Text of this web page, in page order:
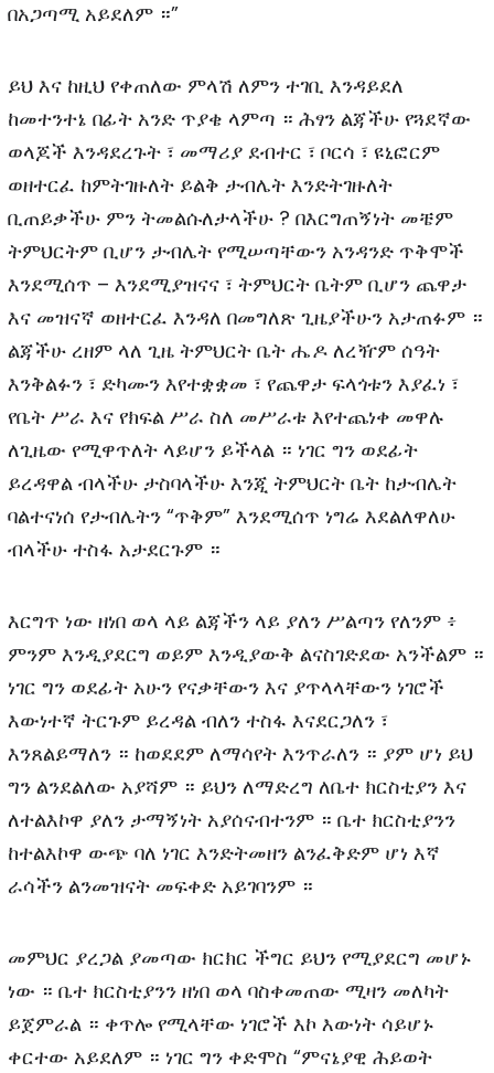
በአጋጣሚ አይደለም ።”
ይህ እና ከዚህ የቀጠለው ምላሽ ለምን ተገቢ እንዳይደለ
ከመተንተኔ በፊት አንድ ጥያቄ ላምጣ ። ሕፃን ልጃችሁ የጓደኛው
ወላጆች እንዳደረጉት ፣ መማሪያ ደብተር ፣ ቦርሳ ፣ ዩኒፎርም
ወዘተርፈ ከምትገዙለት ይልቅ ታብሌት እንድትገዙለት
ቢጠይቃችሁ ምን ትመልሱለታላችሁ ? በእርግጠኝነት መቼም
ትምህርትም ቢሆን ታብሌት የሚሠጣቸውን አንዳንድ ጥቅሞች
እንደሚሰጥ – እንደሚያዝናና ፣ ትምህርት ቤትም ቢሆን ጨዋታ
እና መዝናኛ ወዘተርፈ እንዳለ በመግለጽ ጊዜያችሁን አታጠፉም ።
ልጃችሁ ረዘም ላለ ጊዜ ትምህርት ቤት ሔዶ ለረዥም ሰዓት
እንቅልፉን ፣ ድካሙን እየተቋቋመ ፣ የጨዋታ ፍላጎቱን እያፈነ ፣
የቤት ሥራ እና የክፍል ሥራ ስለ መሥራቱ እየተጨነቀ መዋሉ
ለጊዜው የሚዋጥለት ላይሆን ይችላል ። ነገር ግን ወደፊት
ይረዳዋል ብላችሁ ታስባላችሁ እንጂ ትምህርት ቤት ከታብሌት
ባልተናነሰ የታብሌትን “ጥቅም” እንደሚሰጥ ነግሬ እደልለዋለሁ
ብላችሁ ተስፋ አታደርጉም ።
እርግጥ ነው ዘነበ ወላ ላይ ልጃችን ላይ ያለን ሥልጣን የለንም ፥
ምንም እንዲያደርግ ወይም እንዲያውቅ ልናስገድደው አንችልም ።
ነገር ግን ወደፊት አሁን የናቃቸውን እና ያጥላላቸውን ነገሮች
እውነተኛ ትርጉም ይረዳል ብለን ተስፋ እናደርጋለን ፣
እንጸልይማለን ። ከወደደም ለማሳየት እንጥራለን ። ያም ሆነ ይህ
ግን ልንደልለው አያሻም ። ይህን ለማድረግ ለቤተ ክርስቲያን እና
ለተልእኮዋ ያለን ታማኝነት አያሰናብተንም ። ቤተ ክርስቲያንን
ከተልእኮዋ ውጭ ባለ ነገር እንድትመዘን ልንፈቅድም ሆነ እኛ
ራሳችን ልንመዝናት መፍቀድ አይገባንም ።
መምህር ያረጋል ያመጣው ክርክር ችግር ይህን የሚያደርግ መሆኑ
ነው ። ቤተ ክርስቲያንን ዘነበ ወላ ባስቀመጠው ሚዛን መለካት
ይጀምራል ። ቀጥሎ የሚላቸው ነገሮች እኮ እውነት ሳይሆኑ
ቀርተው አይደለም ። ነገር ግን ቀድሞስ “ምናኔያዊ ሕይወት